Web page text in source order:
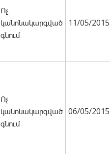
Ոչ
կանոնակարգված
գնում
11/05/2015
Ոչ
կանոնակարգված
գնում
06/05/2015